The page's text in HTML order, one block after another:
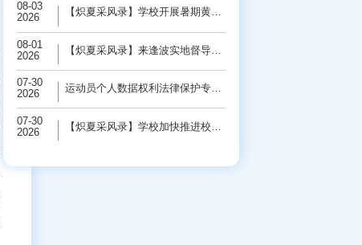
08-03
2026
【炽夏采风录】学校开展暑期黄河保护“三下...
08-01
2026
07-30
2026
运动员个人数据权利法律保护专题研讨会在学...
07-30
2026